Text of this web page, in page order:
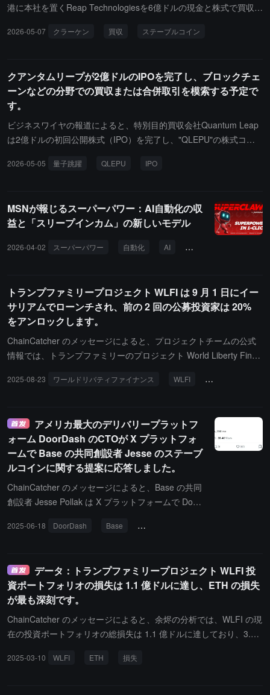
港に本社を置くReap Technologiesを6億ドルの現金と株式で買収す
のクロスボーダー決済および商業決済サービスに特化したプロバイ
と述べました。この買収はアジア市場の拡大を目的としています。
2026-05-07 クラーケン 買収 ステーブルコイン
クアンタムリープが2億ドルのIPOを完了し、ブロックチェ
ーンなどの分野での買収または合併取引を模索する予定で
す。
ビジネスワイヤの報道によると、特別目的買収会社Quantum Leap
は2億ドルの初回公開株式（IPO）を完了し、"QLEPU"の株式コー
達した資金は、人工知能、量子コンピューティング、ブロックチェ
2026-05-05 量子跳躍 QLEPU IPO
MSNが報じるスーパーパワー：AI自動化の収
益と「スリープインカム」の新しいモデル
2026-04-02 スーパーパワー 自動化 AI スーパークロー
トランプファミリープロジェクト WLFI は 9 月 1 日にイー
サリアムでローンチされ、前の 2 回の公募投資家は 20%
をアンロックします。
ChainCatcher のメッセージによると、プロジェクトチームの公式
情報では、トランプファミリーのプロジェクト World Liberty Finan
りと取引が開始されるとのことです。初期サポーター（0.015 およ
ー、およびパートナーのトークンはアンロックされません。北京時
間 9 月 1 日の午後 8 時に取引が開始され、20% のトークン受け取
りがスタートします。受け取りは二段階のプロセスで、ユーザーは
公式サイトで操作する必要があります：ステップ 1（9 月 1 日
前）：公式サイトでロック解除契約をアクティブにする（この操作
により WLFI がアンロック契約に移されます）；ステップ 2（9 月
2025-08-23 ワールドリバティファイナンス WLFI イーサリアム
アメリカ最大のデリバリープラットフ
ォーム DoorDash のCTOが X プラットフォ
ームで Base の共同創設者 Jesse のステーブ
ルコインに関する提案に応答しました。
ChainCatcher のメッセージによると、Base の共同
創設者 Jesse Pollak は X プラットフォームで Door
クス、アマゾン、Whole Foods、Chipotle などの主
より私の生活の幸福感が10倍向上する」と言い、Ba
se は現在 Shopify レベルの技術統合能力を備えてい
ると表明し、リソースを持つ者に私信での協力を公
開招待しました。その後、アメリカ最大のデリバリ
ープラットフォーム DoorDash の共同創設者兼最高
送り、Base の共同創設者 Jesse はすでに彼と連絡
2025-06-18 DoorDash Base ステーブルコイン
データ：トランプファミリープロジェクト WLFI 投
資ポートフォリオの損失は 1.1 億ドルに達し、ETH の損失
が最も深刻です。
ChainCatcher のメッセージによると、余烬の分析では、WLFI の現
在の投資ポートフォリオの総損失は 1.1 億ドルに達しており、3.36
残っていません。その中で、ETH の割合は 65% で、最も損失が大
2025-03-10 WLFI ETH 損失